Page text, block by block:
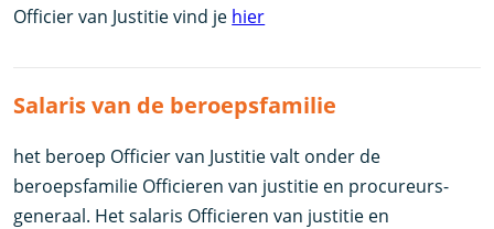
Officier van Justitie vind je hier
Salaris van de beroepsfamilie
het beroep Officier van Justitie valt onder de
beroepsfamilie Officieren van justitie en procureurs-
generaal. Het salaris Officieren van justitie en